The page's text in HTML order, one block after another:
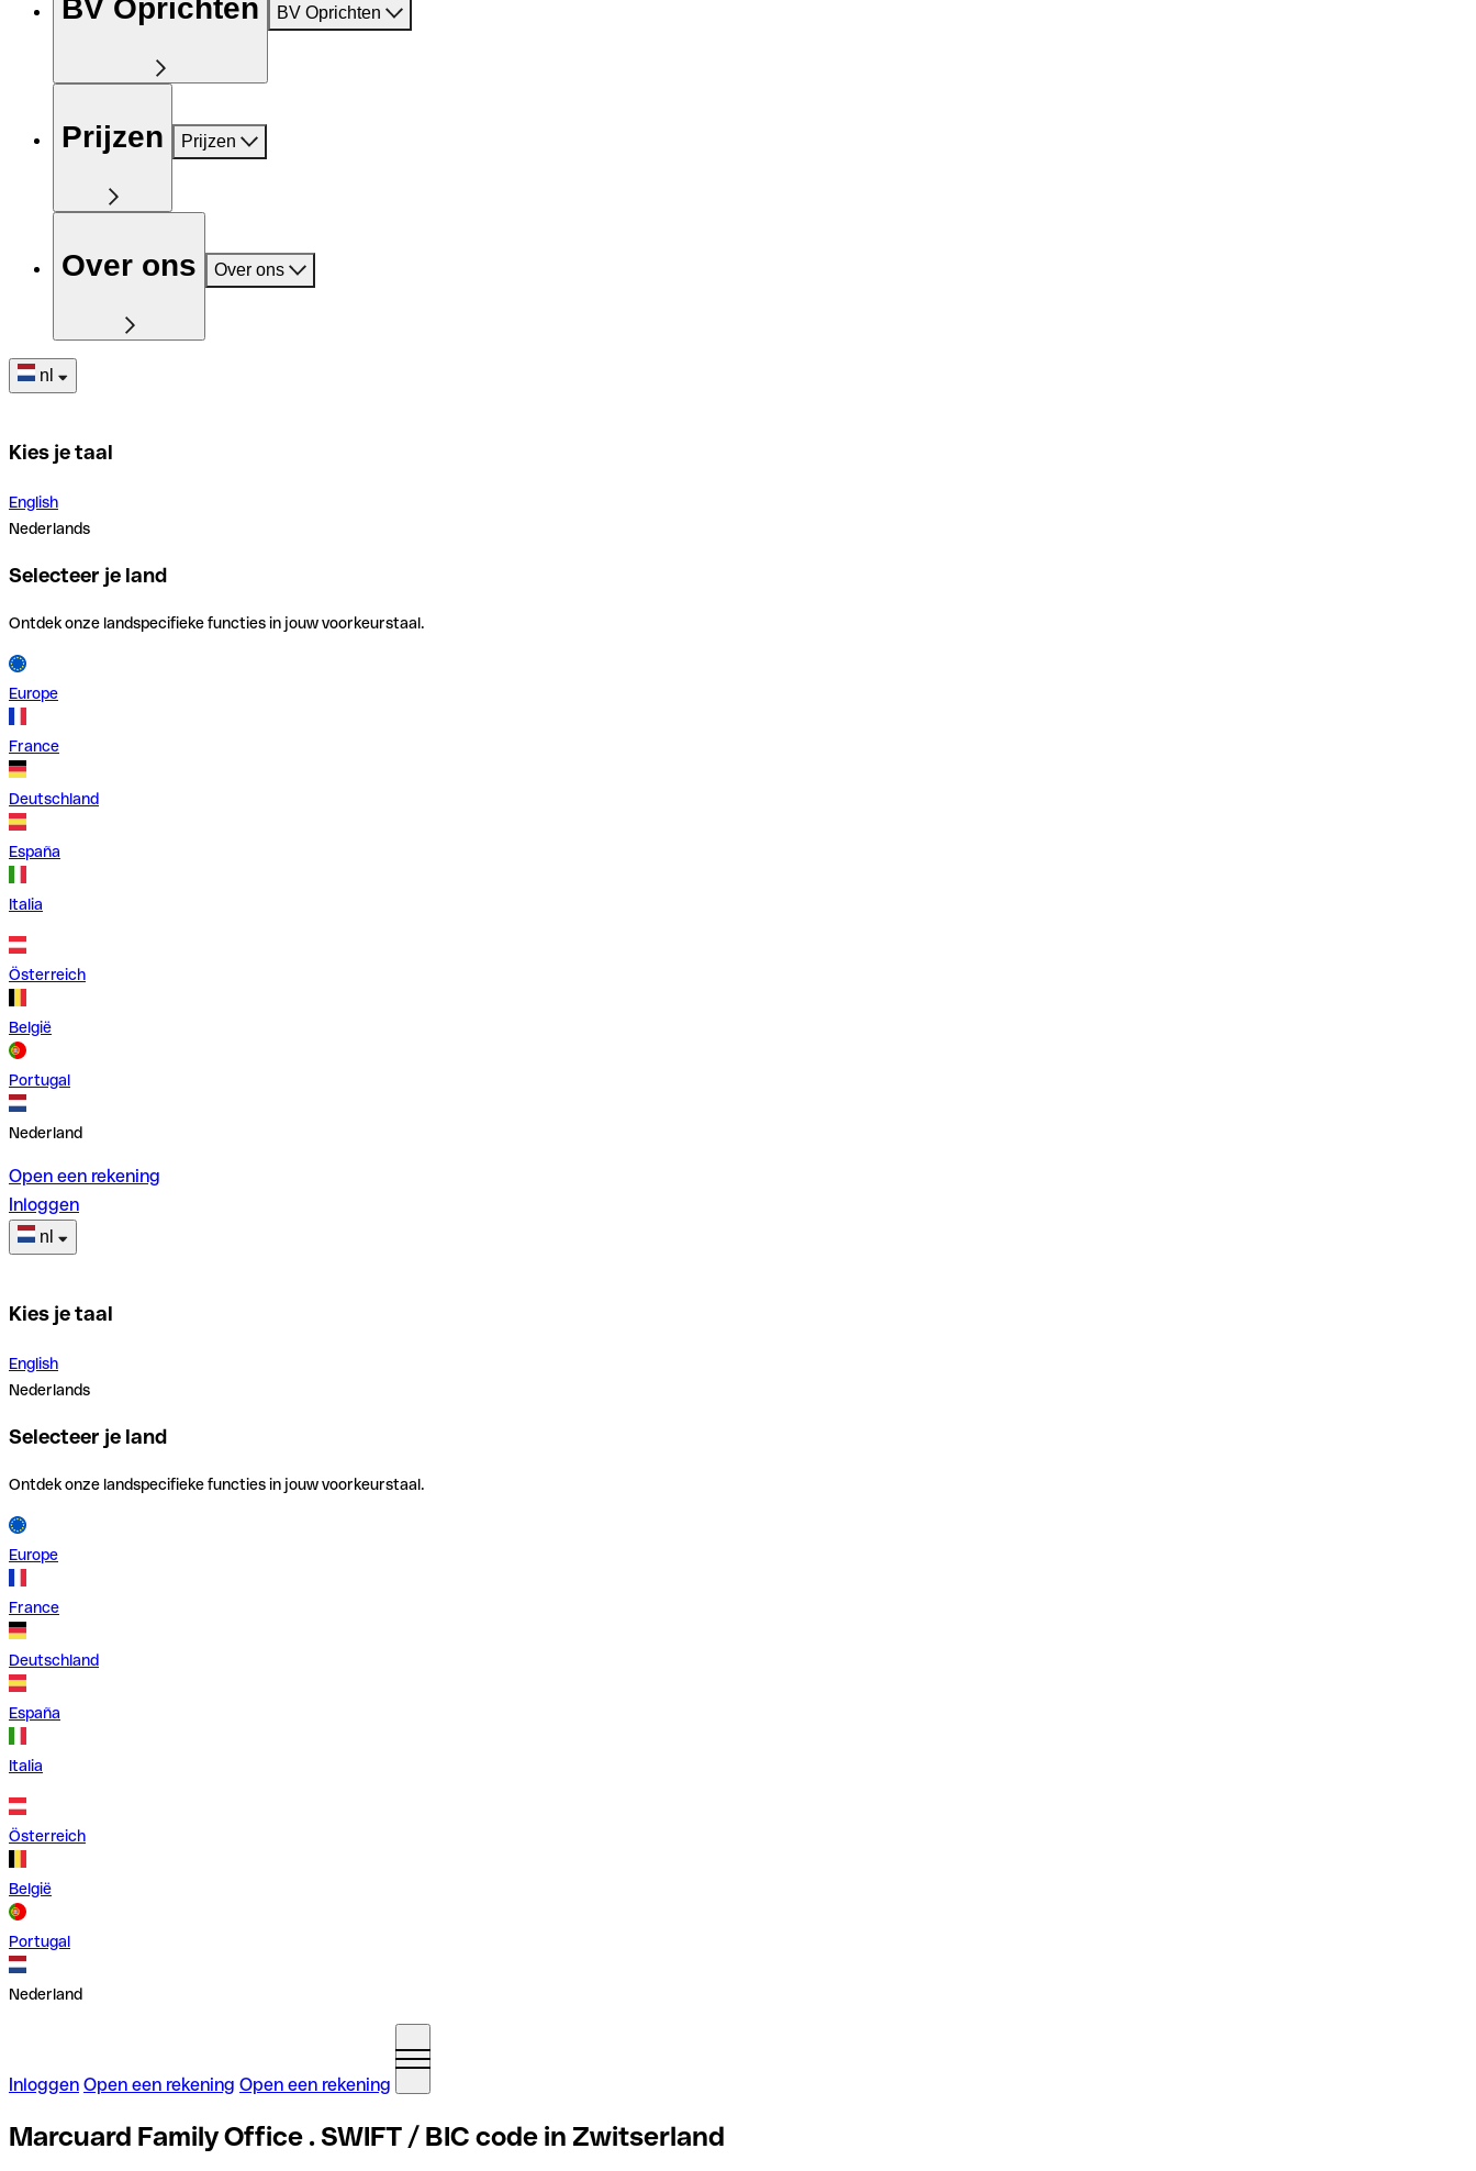
BV Oprichten BV Oprichten
Prijzen Prijzen
Over ons Over ons
nl
Kies je taal
English
Nederlands
Selecteer je land
Ontdek onze landspecifieke functies in jouw voorkeurstaal.
Europe
France
Deutschland
España
Italia
Österreich
België
Portugal
Nederland
Open een rekening
Inloggen
nl
Kies je taal
English
Nederlands
Selecteer je land
Ontdek onze landspecifieke functies in jouw voorkeurstaal.
Europe
France
Deutschland
España
Italia
Österreich
België
Portugal
Nederland
Inloggen Open een rekening Open een rekening
Marcuard Family Office . SWIFT / BIC code in Zwitserland